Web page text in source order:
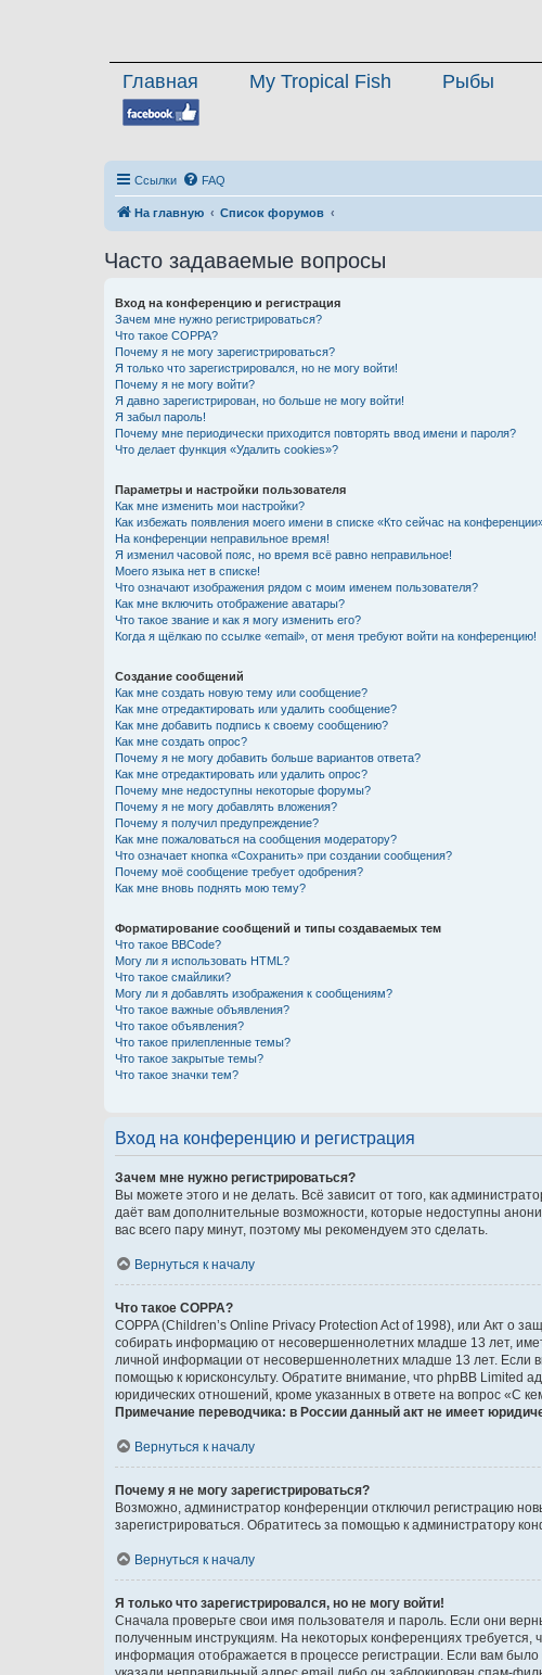
Главная My Tropical Fish Рыбы
Ссылки FAQ
На главную Список форумов
Часто задаваемые вопросы
Вход на конференцию и регистрация
Зачем мне нужно регистрироваться?
Что такое COPPA?
Почему я не могу зарегистрироваться?
Я только что зарегистрировался, но не могу войти!
Почему я не могу войти?
Я давно зарегистрирован, но больше не могу войти!
Я забыл пароль!
Почему мне периодически приходится повторять ввод имени и пароля?
Что делает функция «Удалить cookies»?
Параметры и настройки пользователя
Как мне изменить мои настройки?
Как избежать появления моего имени в списке «Кто сейчас на
На конференции неправильное время!
Я изменил часовой пояс, но время всё равно неправильное!
Моего языка нет в списке!
Что означают изображения рядом с моим именем пользователя?
Как мне включить отображение аватары?
Что такое звание и как я могу изменить его?
Когда я щёлкаю по ссылке «email», от меня требуют войти на конференцию!
Создание сообщений
Как мне создать новую тему или сообщение?
Как мне отредактировать или удалить сообщение?
Как мне добавить подпись к своему сообщению?
Как мне создать опрос?
Почему я не могу добавить больше вариантов ответа?
Как мне отредактировать или удалить опрос?
Почему мне недоступны некоторые форумы?
Почему я не могу добавлять вложения?
Почему я получил предупреждение?
Как мне пожаловаться на сообщения модератору?
Что означает кнопка «Сохранить» при создании сообщения?
Почему моё сообщение требует одобрения?
Как мне вновь поднять мою тему?
Форматирование сообщений и типы создаваемых тем
Что такое BBCode?
Могу ли я использовать HTML?
Что такое смайлики?
Могу ли я добавлять изображения к сообщениям?
Что такое важные объявления?
Что такое объявления?
Что такое прилепленные темы?
Что такое закрытые темы?
Что такое значки тем?
Вход на конференцию и регистрация
Зачем мне нужно регистрироваться?
Вы можете этого и не делать. Всё зависит от того, как
даёт вам дополнительные возможности, которые недоступны
вас всего пару минут, поэтому мы рекомендуем это сделать.
Вернуться к началу
Что такое COPPA?
COPPA (Children’s Online Privacy Protection Act of 1998), или Акт о
собирать информацию от несовершеннолетних младше 13 лет,
личной информации от несовершеннолетних младше 13 лет. Если
помощью к юрисконсульту. Обратите внимание, что phpBB Limited
юридических отношений, кроме указанных в ответе на вопрос «С
Примечание переводчика: в России данный акт не имеет
Вернуться к началу
Почему я не могу зарегистрироваться?
Возможно, администратор конференции отключил регистрацию
зарегистрироваться. Обратитесь за помощью к администратору
Вернуться к началу
Я только что зарегистрировался, но не могу войти!
Сначала проверьте свои имя пользователя и пароль. Если они
полученным инструкциям. На некоторых конференциях
информация отображается в процессе регистрации. Если вам